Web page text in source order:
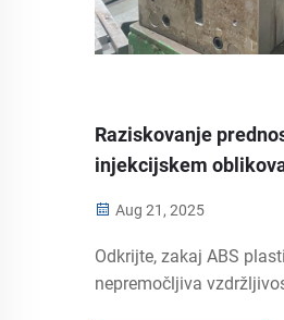
Raziskovanje
injekcijskem
Aug 21, 2025
Odkrijte, zakaj ABS
nepremočljiva